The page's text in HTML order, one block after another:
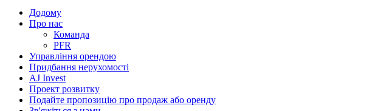
Додому
Про нас
Команда
PFR
Управління орендою
Придбання нерухомості
AJ Invest
Проект розвитку
Подайте пропозицію про продаж або оренду